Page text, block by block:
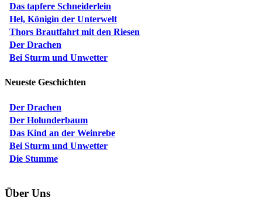
Das tapfere Schneiderlein
Hel, Königin der Unterwelt
Thors Brautfahrt mit den Riesen
Der Drachen
Bei Sturm und Unwetter
Neueste Geschichten
Der Drachen
Der Holunderbaum
Das Kind an der Weinrebe
Bei Sturm und Unwetter
Die Stumme
Über Uns